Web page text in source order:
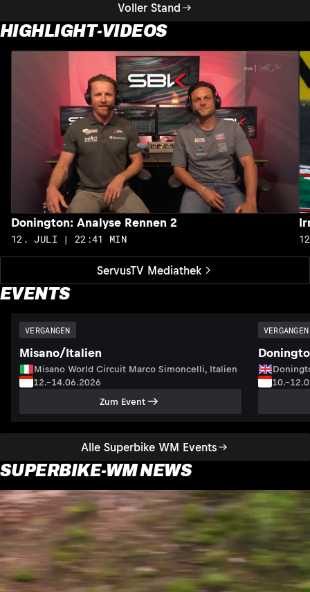
Voller Stand
HIGHLIGHT-VIDEOS
ServusTV Mediathek
Donington: Analyse Rennen 2
12. JULI | 22:41 MIN
EVENTS
Alle Superbike WM Events
VERGANGEN
Misano/Italien
Misano World Circuit Marco Simoncelli, Italien
12.–14.06.2026
Zum Event
VERGANGEN
SUPERBIKE-WM NEWS